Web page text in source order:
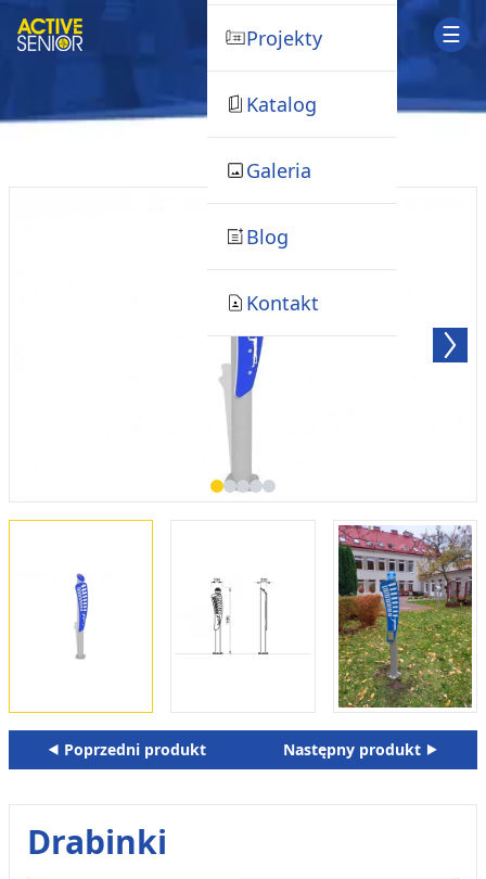
☰
Projekty
Katalog
Galeria
Blog
Kontakt
⯇ Poprzedni produkt Następny produkt ⯈
Drabinki